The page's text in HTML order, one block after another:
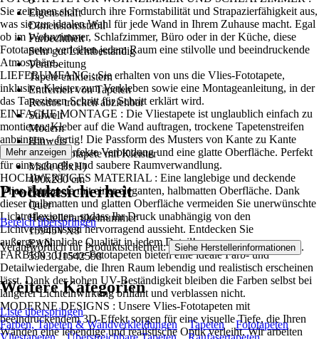
Eigenschaft
Dimensionsstabil
Farbechtheit
Sehr gut Lichtbeständig
Verarbeitung
Tapete einkleistern
Entfernen von Tapeten
Restlos trocken abziehbar
Stilwelt
Modern
Hinweis
Vlies Fototapete mit Kleister
Maße (BxH)
400x280 cm
Format
Quer
Herstellerartikelnummer
15945VX8
EAN
5903011542598
Sie zeichnen sich durch ihre Formstabilität und Strapazierfähigkeit aus,
was sie zur idealen Wahl für jede Wand in Ihrem Zuhause macht. Egal
ob im Wohnzimmer, Schlafzimmer, Büro oder in der Küche, diese
Fototapeten verleihen jedem Raum eine stilvolle und beeindruckende
Atmosphäre..
LIEFERUMFANG : Sie erhalten von uns die Vlies-Fototapete,
inklusive Kleister zum Verkleben sowie eine Montageanleitung, in der
das Tapezieren Schritt für Schritt erklärt wird.
EINFACHE MONTAGE : Die Vliestapete ist unglaublich einfach zu
montieren: Kleber auf die Wand auftragen, trockene Tapetenstreifen
anbringen – fertig! Die Passform des Musters von Kante zu Kante
sorgt für eine perfekte Verbindung und eine glatte Oberfläche. Perfekt
für eine schnelle und saubere Raumverwandlung.
HOCHWERTIGES MATERIAL : Eine langlebige und deckende
Vlies-Fototapete mit einer eleganten, halbmatten Oberfläche. Dank
dieser halbmatten und glatten Oberfläche vermeiden Sie unerwünschte
Lichtreflexionen, sodass Ihr Druck unabhängig von den
Lichtverhältnissen hervorragend aussieht. Entdecken Sie
außergewöhnliche Qualität in jedem Detail!
FARBEN : Unsere Fototapeten bieten eine ideale Farb- und
Detailwiedergabe, die Ihren Raum lebendig und realistisch erscheinen
lässt. Dank der hohen UV-Beständigkeit bleiben die Farben selbst bei
längerer Lichteinwirkung brillant und verblassen nicht.
MODERNE DESIGNS : Unsere Vlies-Fototapeten mit
beeindruckendem 3D-Effekt sorgen für eine visuelle Tiefe, die Ihren
Wänden eine lebendige und realistische Optik verleiht. Wir arbeiten
Mehr anzeigen
Produktsicherheit
Bereich überspringen
Verantwortlich für Produktsicherheit: Siehe Herstellerinformationen .
Weitere Kategorien
Liste überspringen
Farben, Tapeten & Wandverkleidungen
Tapeten
Fototapeten